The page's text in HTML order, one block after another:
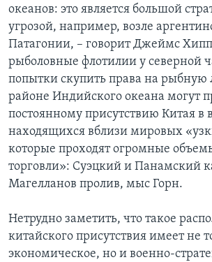
океанов: это является большой
угрозой, например, возле
Патагонии, – говорит Джеймс
рыболовные флотилии у северной
попытки скупить права на рыбную
районе Индийского океана могут
постоянному присутствию Китая в
находящихся вблизи мировых
которые проходят огромные
торговли»: Суэцкий и Панамский
Магелланов пролив, мыс Горн.
Нетрудно заметить, что такое
китайского присутствия имеет не
экономическое, но и военно-